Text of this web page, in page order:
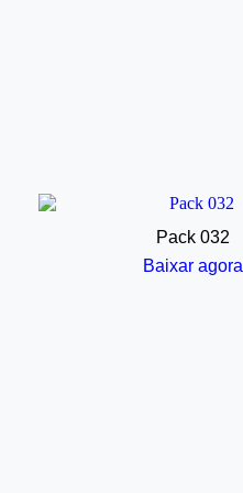
Pack 032
Baixar agora